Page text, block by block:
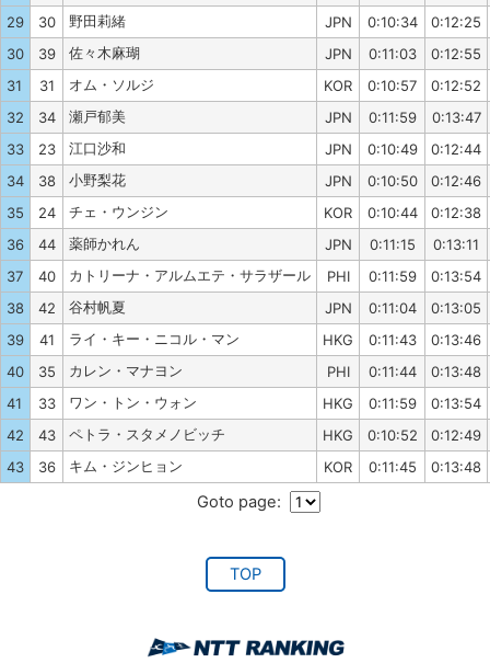
29
30 野田莉緒 JPN 0:10:34
0:12:25
30
39 佐々木麻瑚 JPN 0:11:03
0:12:55
31
31 オム・ソルジ KOR 0:10:57
0:12:52
32
34 瀬戸郁美 JPN 0:11:59
0:13:47
33
23 江口沙和 JPN 0:10:49
0:12:44
34
38 小野梨花 JPN 0:10:50
0:12:46
35
24 チェ・ウンジン KOR 0:10:44
0:12:38
36
44 薬師かれん JPN 0:11:15
0:13:11
37
40 カトリーナ・アルムエテ・サラザール PHI 0:11:59
0:13:54
38
42 谷村帆夏 JPN 0:11:04
0:13:05
39
41 ライ・キー・ニコル・マン HKG 0:11:43
0:13:46
40
35 カレン・マナヨン PHI 0:11:44
0:13:48
41
33 ワン・トン・ウォン HKG 0:11:59
0:13:54
42
43 ペトラ・スタメノビッチ HKG 0:10:52
0:12:49
43
36 キム・ジンヒョン KOR 0:11:45 0:13:48
Goto page:
TOP